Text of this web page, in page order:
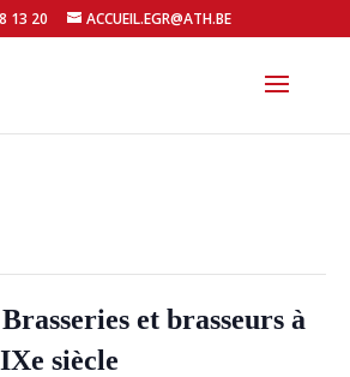
13 20 ACCUEIL.EGR@ATH.BE
et brasseurs à
siècle